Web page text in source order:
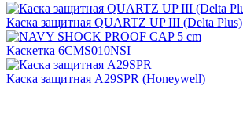
Каска защитная QUARTZ UP III (Delta Plus)
Каскетка 6CMS010NSI
Каска защитная А29SPR (Honeywell)